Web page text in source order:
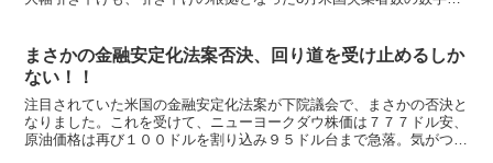
まさかの金融安定化法案否決、回り道を受け止めるしか
ない！！
注目されていた米国の金融安定化法案が下院議会で、まさかの否決と
なりました。これを受けて、ニューヨークダウ株価は７７７ドル安、
原油価格は再び１００ドルを割り込み９５ドル台まで急落。気がつい